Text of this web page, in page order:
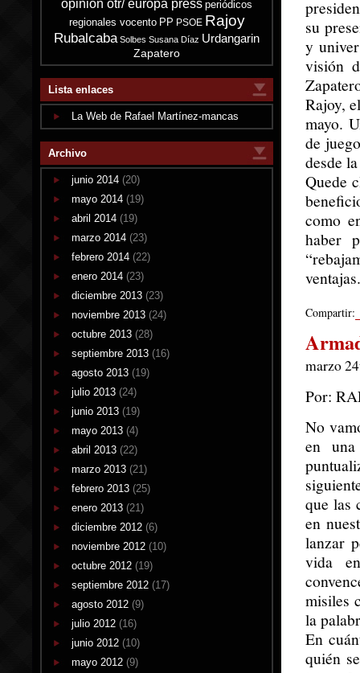
opinion otr/ europa press periódicos
regionales vocento PP PSOE Rajoy
Rubalcaba Solbes Susana Díaz Urdangarin
Zapatero
Lista enlaces
La Web de Rafael Martínez-mancas
Archivo
junio 2014 (20)
mayo 2014 (19)
abril 2014 (19)
marzo 2014 (23)
febrero 2014 (22)
enero 2014 (23)
diciembre 2013 (23)
noviembre 2013 (24)
octubre 2013 (28)
septiembre 2013 (16)
agosto 2013 (19)
julio 2013 (24)
junio 2013 (19)
mayo 2013 (4)
abril 2013 (22)
marzo 2013 (21)
febrero 2013 (25)
enero 2013 (21)
diciembre 2012 (6)
noviembre 2012 (10)
octubre 2012 (19)
septiembre 2012 (17)
agosto 2012 (9)
julio 2012 (16)
junio 2012 (10)
mayo 2012 (9)
su
y
visión
Rajoy,
mayo.
de
desde
Quede
como
haber
ventajas.
Compartir:
marzo
Por:
No
en
que las
en
lanzar
vida
misiles
la
En
quién